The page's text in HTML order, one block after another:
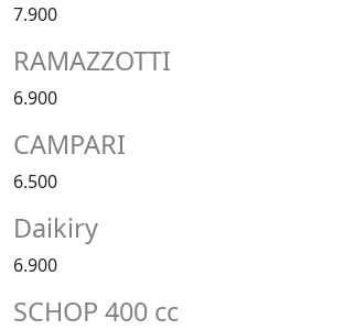
7.900
RAMAZZOTTI
6.900
CAMPARI
6.500
Daikiry
6.900
SCHOP 400 cc